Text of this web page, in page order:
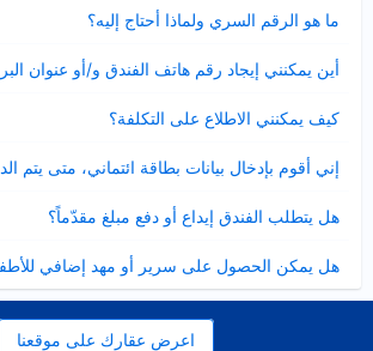
ما هو الرقم السري ولماذا أحتاج إليه؟
مصغر
أين يمكنني إيجاد رقم هاتف الفندق و/أو عنوان
عرض
مصغر
كيف يمكنني الاطلاع على التكلفة؟
مصغر
إني أقوم بإدخال بيانات بطاقة ائتماني، متى يتم
مصغر
هل يتطلب الفندق إيداع أو دفع مبلغ مقدّماً؟
مصغر
هل يمكن الحصول على سرير أو مهد إضافي
مصغر
اعرض عقارك على موقعنا